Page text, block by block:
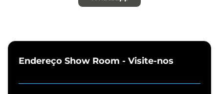
Endereço Show Room - Visite-nos